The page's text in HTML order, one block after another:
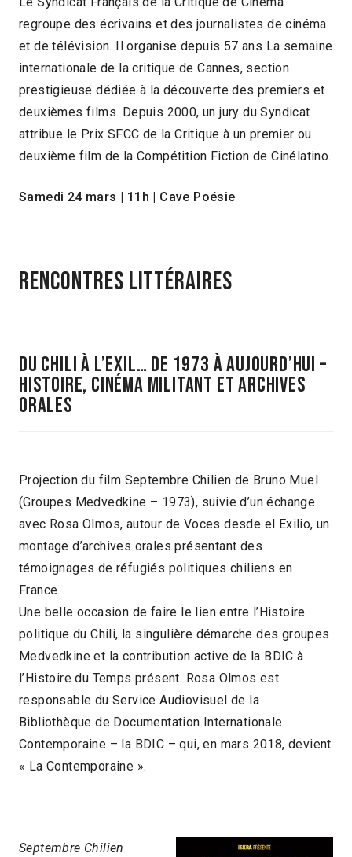
regroupe des écrivains et des journalistes de cinéma
et de télévision. Il organise depuis 57 ans La semaine
internationale de la critique de Cannes, section
prestigieuse dédiée à la découverte des premiers et
deuxièmes films. Depuis 2000, un jury du Syndicat
attribue le Prix SFCC de la Critique à un premier ou
deuxième film de la Compétition Fiction de Cinélatino.
Samedi 24 mars | 11h | Cave Poésie
Rencontres littéraires
Du Chili à l’Exil… De 1973 à aujourd’hui –
Histoire, cinéma militant et archives
orales
Projection du film Septembre Chilien de Bruno Muel
(Groupes Medvedkine – 1973), suivie d’un échange
avec Rosa Olmos, autour de Voces desde el Exilio, un
montage d’archives orales présentant des
témoignages de réfugiés politiques chiliens en
France.
Une belle occasion de faire le lien entre l’Histoire
politique du Chili, la singulière démarche des groupes
Medvedkine et la contribution active de la BDIC à
l’Histoire du Temps présent. Rosa Olmos est
responsable du Service Audiovisuel de la
Bibliothèque de Documentation Internationale
Contemporaine – la BDIC – qui, en mars 2018, devient
« La Contemporaine ».
Septembre Chilien